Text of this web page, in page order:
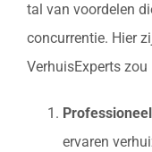
tal van voordelen
concurrentie. Hier
VerhuisExperts
ervaren